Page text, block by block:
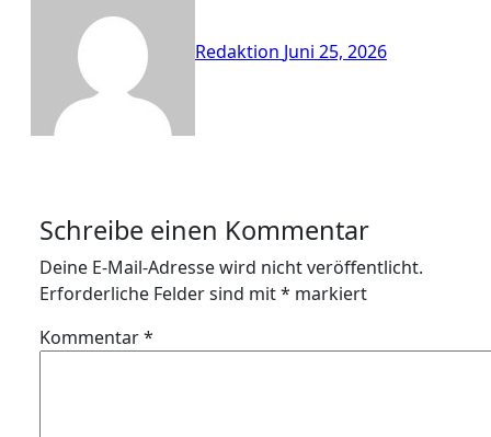
Redaktion Juni 25, 2026
Schreibe einen Kommentar
Deine E-Mail-Adresse wird nicht veröffentlicht.
Erforderliche Felder sind mit* markiert
Kommentar*